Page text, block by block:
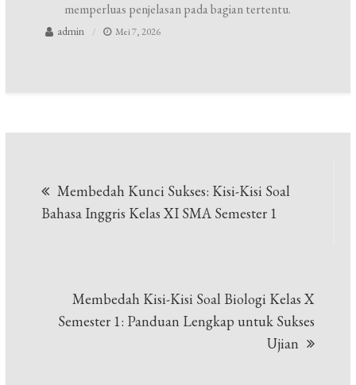
memperluas penjelasan pada bagian tertentu.
admin Mei 7, 2026
pos
Membedah Kunci Sukses: Kisi-Kisi Soal
Bahasa Inggris Kelas XI SMA Semester 1
Membedah Kisi-Kisi Soal Biologi Kelas X
Semester 1: Panduan Lengkap untuk Sukses
Ujian